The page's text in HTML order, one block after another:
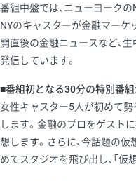
番組中盤では、ニューヨーク
NYのキャスターが金融マーケ
開直後の金融ニュースなど、
発信しています。
■番組初となる30分の特別番組
女性キャスター5人が初めて勢
します。金融のプロをゲスト
想します。さらに、今話題の
めてスタジオを飛び出し、「仮